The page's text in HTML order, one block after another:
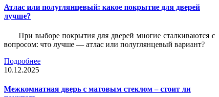
Атлас или полуглянцевый: какое покрытие для дверей
лучше?
При выборе покрытия для дверей многие сталкиваются с
вопросом: что лучше — атлас или полуглянцевый вариант?
Подробнее
10.12.2025
Межкомнатная дверь с матовым стеклом – стоит ли